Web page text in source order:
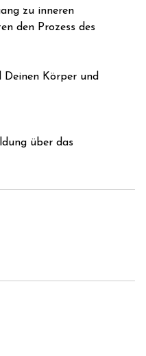
zu inneren
den Prozess des
Deinen Körper und
über das